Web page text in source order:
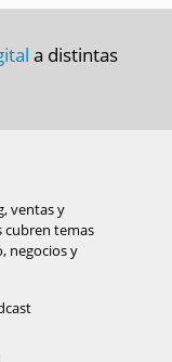
a distintas
ventas y
cubren temas
negocios y